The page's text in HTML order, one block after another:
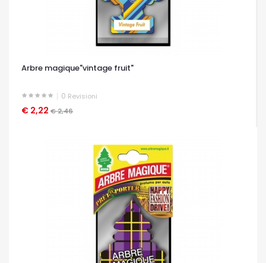
Arbre magique"vintage fruit"
0 Revisioni
€ 2,22 € 2,46
OCCHIATA VELOCE